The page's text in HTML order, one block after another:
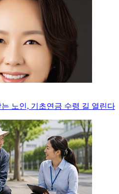
노인, 기초연금 수령 길 열린다